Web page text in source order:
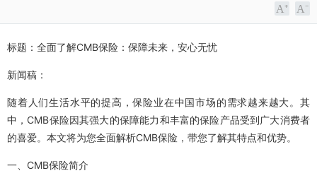
标题：全面了解CMB保险：保障未来，安心无忧
新闻稿：
随着人们生活水平的提高，保险业在中国市场的需求越来越大。其
中，CMB保险因其强大的保障能力和丰富的保险产品受到广大消费者
的喜爱。本文将为您全面解析CMB保险，带您了解其特点和优势。
一、CMB保险简介